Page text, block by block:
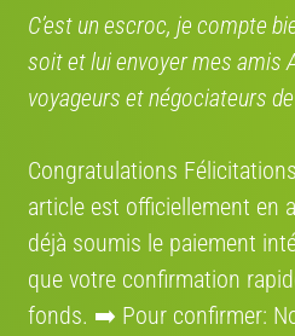
Région:
€ 100
C’est un escroc, je compte
soit et lui envoyer mes amis
voyageurs et négociateurs
Congratulations
article est officiellement en
déjà soumis le paiement
que votre confirmation
fonds. ➡️ Pour confirmer: